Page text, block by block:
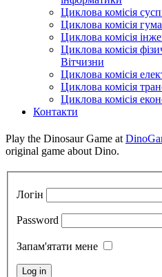
Циклова комісія
Циклова комісія
Циклова комісія
Циклова комісія
Вітчизни
Циклова комісія
Циклова комісія
Циклова комісія
Контакти
Play the Dinosaur Game at
original game about Dino.
Логін
Password
Запам'ятати мене